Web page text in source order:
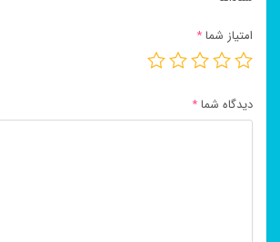
امتیاز شما*
دیدگاه شما*